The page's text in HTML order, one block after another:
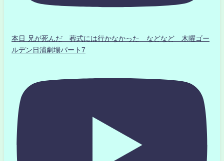
本日 兄が死んだ 葬式には行かなかった などなど 木曜ゴー
ルデン日浦劇場パート7